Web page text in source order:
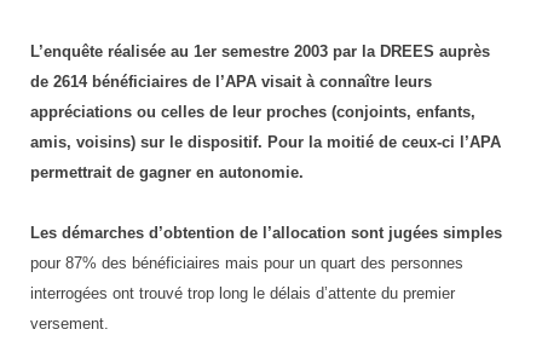
L’enquête réalisée au 1er semestre 2003 par la DREES auprès
de 2614 bénéficiaires de l’APA visait à connaître leurs
appréciations ou celles de leur proches (conjoints, enfants,
amis, voisins) sur le dispositif. Pour la moitié de ceux-ci l’APA
permettrait de gagner en autonomie.
Les démarches d’obtention de l’allocation sont jugées simples
pour 87% des bénéficiaires mais pour un quart des personnes
interrogées ont trouvé trop long le délais d’attente du premier
versement.